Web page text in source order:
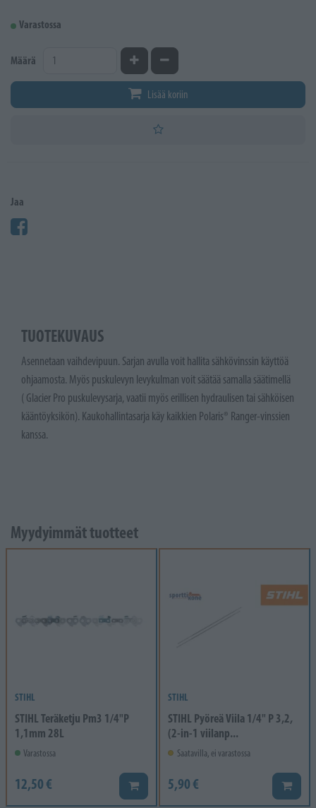
Varastossa
Määrä Kasvata määrääVähennä määrää
Lisää koriin
Jaa
TUOTEKUVAUS
Asennetaan vaihdevipuun. Sarjan avulla voit hallita sähkövinssin käyttöä
ohjaamosta. Myös puskulevyn levykulman voit säätää samalla säätimellä
( Glacier Pro puskulevysarja, vaatii myös erillisen hydraulisen tai sähköisen
kääntöyksikön). Kaukohallintasarja käy kaikkien Polaris® Ranger-vinssien
kanssa.
Myydyimmät tuotteet
STIHL
STIHL Teräketju Pm3 1/4"P
1,1mm 28L
Varastossa
12,50 € Lisää koriin
STIHL
STIHL Pyöreä Viila 1/4" P 3,2,
(2-in-1 viilanp...
Saatavilla, ei varastossa
5,90 € Lisää